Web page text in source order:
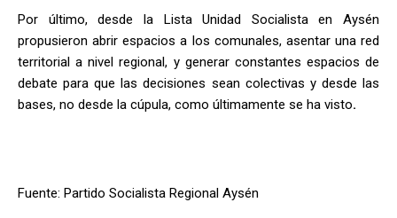
Por último, desde la Lista Unidad Socialista en Aysén
propusieron abrir espacios a los comunales, asentar una red
territorial a nivel regional, y generar constantes espacios de
debate para que las decisiones sean colectivas y desde las
bases, no desde la cúpula, como últimamente se ha visto.
Fuente: Partido Socialista Regional Aysén